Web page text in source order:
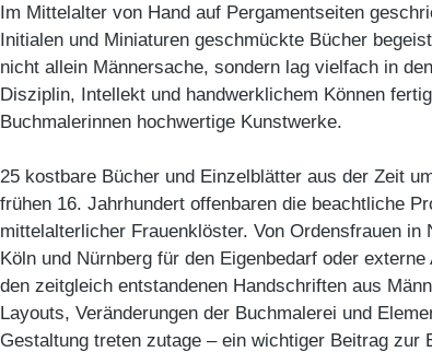
Im Mittelalter von Hand auf Pergamentseiten
Initialen und Miniaturen geschmückte Bücher
nicht allein Männersache, sondern lag vielfach in
Disziplin, Intellekt und handwerklichem Können
Buchmalerinnen hochwertige Kunstwerke.
25 kostbare Bücher und Einzelblätter aus der Zeit
frühen 16. Jahrhundert offenbaren die beachtliche
mittelalterlicher Frauenklöster. Von Ordensfrauen in
Köln und Nürnberg für den Eigenbedarf oder
den zeitgleich entstandenen Handschriften aus
Layouts, Veränderungen der Buchmalerei und
Gestaltung treten zutage – ein wichtiger Beitrag zur